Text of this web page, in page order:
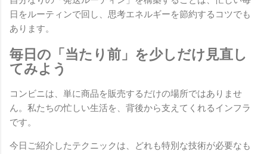
日をルーティンで回し、思考エネルギーを節約するコツでも
あります。
毎日の「当たり前」を少しだけ見直し
てみよう
コンビニは、単に商品を販売するだけの場所ではありませ
ん。私たちの忙しい生活を、背後から支えてくれるインフラ
です。
今日ご紹介したテクニックは、どれも特別な技術が必要なも